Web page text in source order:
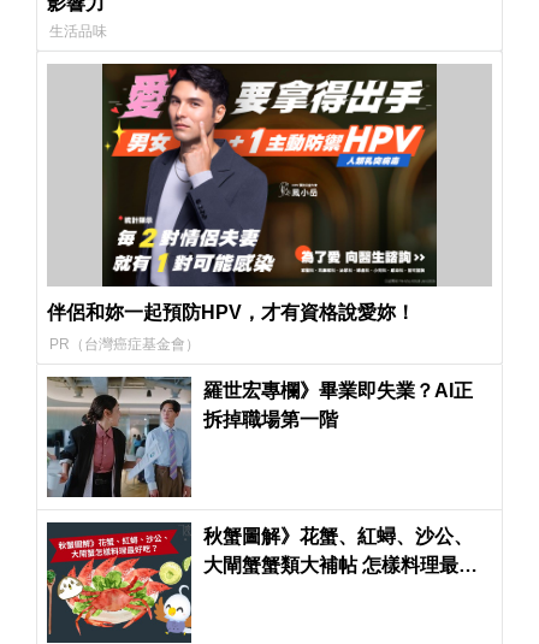
生活品味
伴侶和妳一起預防HPV，才有資格說愛妳！
PR（台灣癌症基金會）
羅世宏專欄》畢業即失業？AI正
拆掉職場第一階
秋蟹圖解》花蟹、紅蟳、沙公、
大閘蟹蟹類大補帖 怎樣料理最好